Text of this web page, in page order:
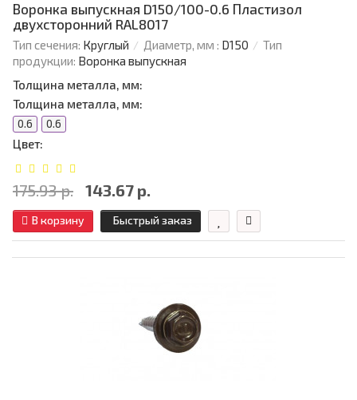
Воронка выпускная D150/100-0.6 Пластизол
двухсторонний RAL8017
Тип сечения: Круглый Диаметр, мм : D150
Тип
продукции: Воронка выпускная
Толщина металла, мм:
Толщина металла, мм:
0.6 0.6
Цвет:
175.93 р. 143.67 р.
В корзину Быстрый заказ